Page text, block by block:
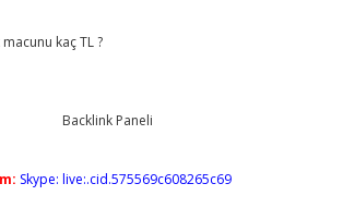
kaç TL ?
Skype: live:.cid.575569c608265c69